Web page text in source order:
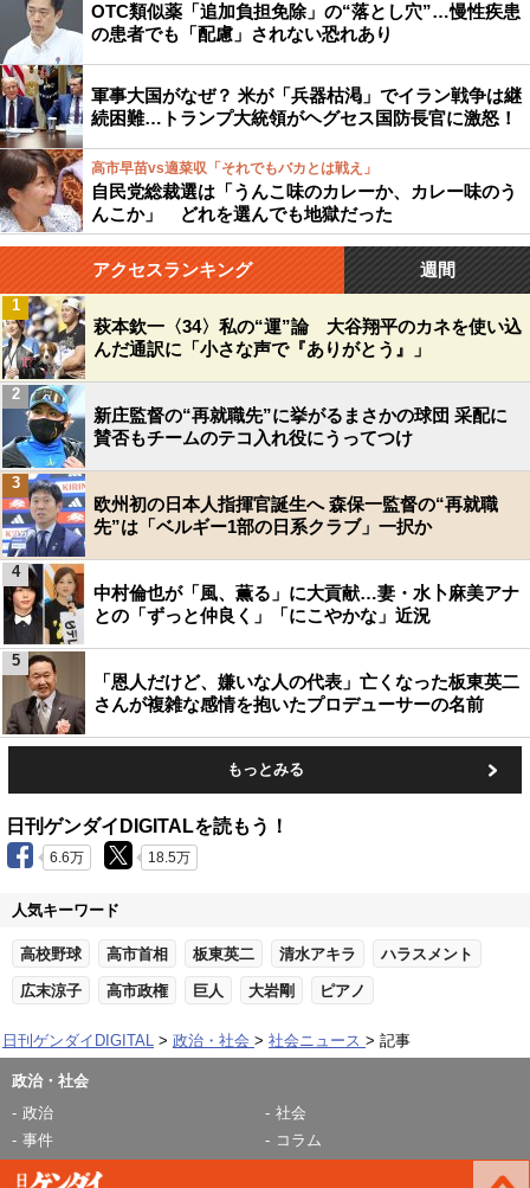
OTC類似薬「追加負担免除」の“落とし穴”…慢性疾患
の患者でも「配慮」されない恐れあり
軍事大国がなぜ？ 米が「兵器枯渇」でイラン戦争は継
続困難…トランプ大統領がヘグセス国防長官に激怒！
高市早苗vs適菜収「それでもバカとは戦え」
自民党総裁選は「うんこ味のカレーか、カレー味のう
んこか」 どれを選んでも地獄だった
アクセスランキング 週間
萩本欽一〈34〉私の“運”論 大谷翔平のカネを使い込
んだ通訳に「小さな声で『ありがとう』」
1
新庄監督の“再就職先”に挙がるまさかの球団 采配に
賛否もチームのテコ入れ役にうってつけ
2
欧州初の日本人指揮官誕生へ 森保一監督の“再就職
先”は「ベルギー1部の日系クラブ」一択か
3
中村倫也が「風、薫る」に大貢献…妻・水卜麻美アナ
との「ずっと仲良く」「にこやかな」近況
4
「恩人だけど、嫌いな人の代表」亡くなった板東英二
さんが複雑な感情を抱いたプロデューサーの名前
5
もっとみる
日刊ゲンダイDIGITALを読もう！
6.6万 18.5万
人気キーワード
高校野球 高市首相 板東英二 清水アキラ ハラスメント
広末涼子 高市政権 巨人 大岩剛 ピアノ
日刊ゲンダイDIGITAL 政治・社会 社会ニュース 記事
政治・社会
政治
社会
事件
コラム